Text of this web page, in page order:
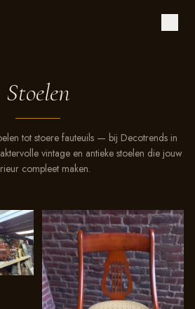
Stoelen
tot stoere fauteuils — bij Decotrends in
vintage en antieke stoelen die jouw
compleet maken.